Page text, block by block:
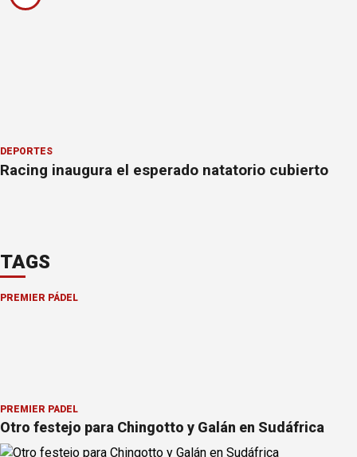
DEPORTES
Racing inaugura el esperado natatorio cubierto
TAGS
PREMIER PÁDEL
PREMIER PÁDEL
Otro festejo para Chingotto y Galán en Sudáfrica